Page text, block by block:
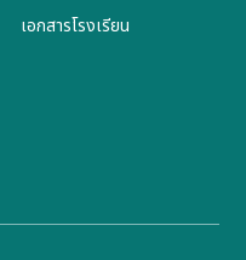
เอกสารโรงเรียน